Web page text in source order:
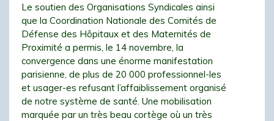
Le soutien des Organisations Syndicales ainsi
que la Coordination Nationale des Comités de
Défense des Hôpitaux et des Maternités de
Proximité a permis, le 14 novembre, la
convergence dans une énorme manifestation
parisienne, de plus de 20 000 professionnel-les
et usager-es refusant l’affaiblissement organisé
de notre système de santé. Une mobilisation
marquée par un très beau cortège où un très